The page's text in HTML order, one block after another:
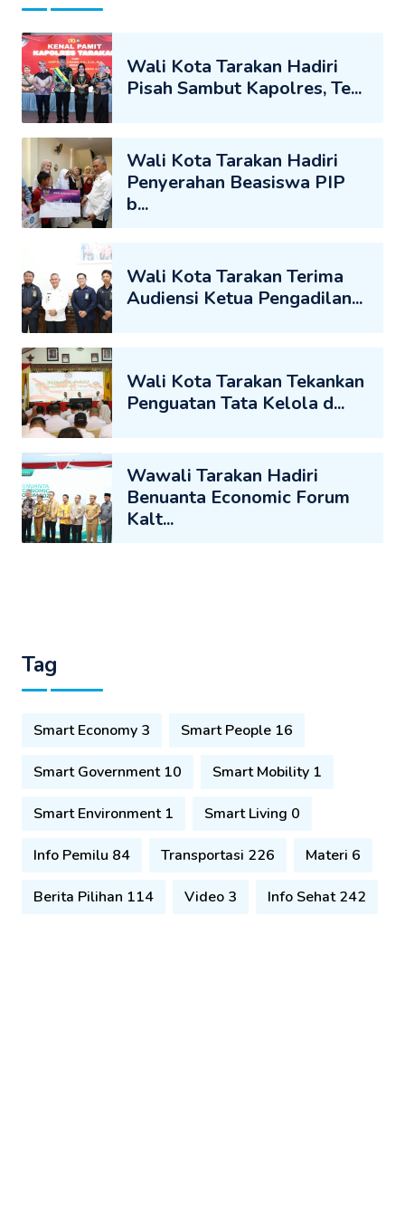
Wali Kota Tarakan Hadiri
Pisah Sambut Kapolres, Te...
Wali Kota Tarakan Hadiri
Penyerahan Beasiswa PIP
b...
Wali Kota Tarakan Terima
Audiensi Ketua Pengadilan...
Wali Kota Tarakan Tekankan
Penguatan Tata Kelola d...
Wawali Tarakan Hadiri
Benuanta Economic Forum
Kalt...
Tag
Smart Economy 3 Smart People 16
Smart Government 10 Smart Mobility 1
Smart Environment 1 Smart Living 0
Info Pemilu 84 Transportasi 226 Materi 6
Berita Pilihan 114 Video 3 Info Sehat 242